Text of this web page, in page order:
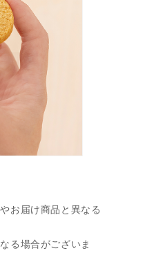
お届け商品と異なる
る場合がございま